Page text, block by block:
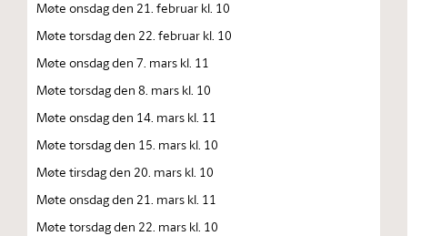
Møte onsdag den 21. februar kl. 10
Møte torsdag den 22. februar kl. 10
Møte onsdag den 7. mars kl. 11
Møte torsdag den 8. mars kl. 10
Møte onsdag den 14. mars kl. 11
Møte torsdag den 15. mars kl. 10
Møte tirsdag den 20. mars kl. 10
Møte onsdag den 21. mars kl. 11
Møte torsdag den 22. mars kl. 10